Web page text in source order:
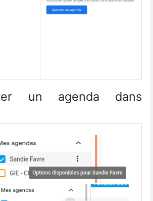
un agenda dans